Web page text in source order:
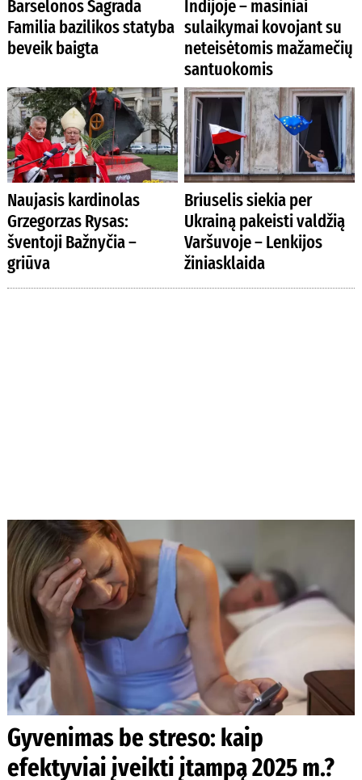
Barselonos Sagrada
Familia bazilikos statyba
beveik baigta
Indijoje – masiniai
sulaikymai kovojant su
neteisėtomis mažamečių
santuokomis
Naujasis kardinolas
Grzegorzas Rysas:
šventoji Bažnyčia –
griūva
Briuselis siekia per
Ukrainą pakeisti valdžią
Varšuvoje – Lenkijos
žiniasklaida
Gyvenimas be streso: kaip
efektyviai įveikti įtampą 2025 m.?